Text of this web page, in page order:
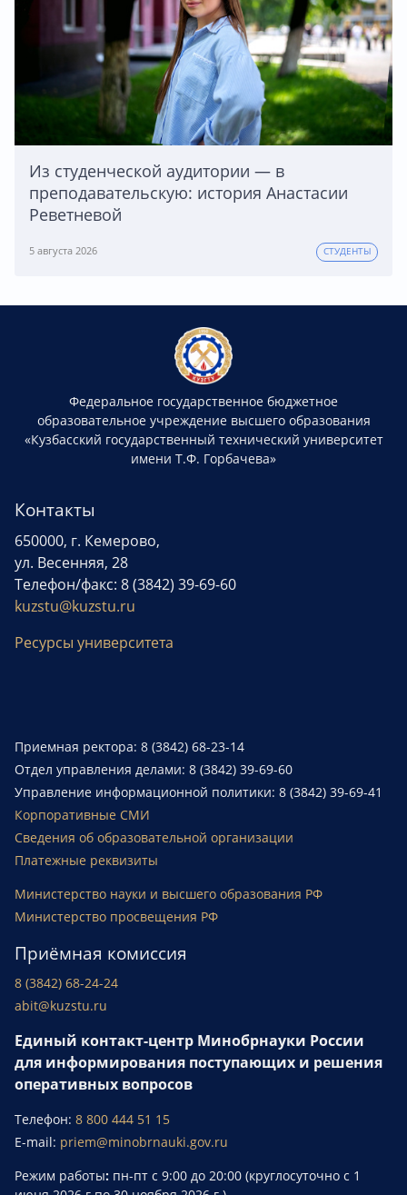
Из студенческой аудитории — в
преподавательскую: история Анастасии
Реветневой
5 августа 2026 СТУДЕНТЫ
Федеральное государственное бюджетное
образовательное учреждение высшего образования
«Кузбасский государственный технический университет
имени Т.Ф. Горбачева»
Контакты
650000, г. Кемерово,
ул. Весенняя, 28
Телефон/факс: 8 (3842) 39-69-60
kuzstu@kuzstu.ru
Ресурсы университета
Приемная ректора: 8 (3842) 68-23-14
Отдел управления делами: 8 (3842) 39-69-60
Управление информационной политики: 8 (3842) 39-69-41
Корпоративные СМИ
Сведения об образовательной организации
Платежные реквизиты
Министерство науки и высшего образования РФ
Министерство просвещения РФ
Приёмная комиссия
8 (3842) 68-24-24
abit@kuzstu.ru
Единый контакт-центр Минобрнауки России
для информирования поступающих и решения
оперативных вопросов
Телефон: 8 800 444 51 15
E-mail: priem@minobrnauki.gov.ru
Режим работы: пн-пт с 9:00 до 20:00 (круглосуточно с 1